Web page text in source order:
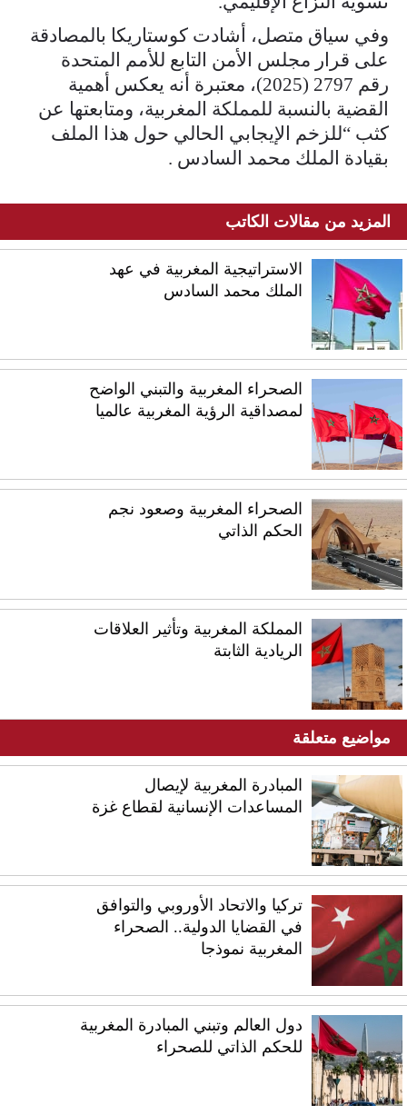
وفي سياق متصل، أشادت كوستاريكا بالمصادقة
على قرار مجلس الأمن التابع للأمم المتحدة
رقم 2797 (2025)، معتبرة أنه يعكس أهمية
القضية بالنسبة للمملكة المغربية، ومتابعتها عن
كثب “للزخم الإيجابي الحالي حول هذا الملف
بقيادة الملك محمد السادس .
المزيد من مقالات الكاتب
الاستراتيجية المغربية في عهد
الملك محمد السادس
الصحراء المغربية والتبني الواضح
لمصداقية الرؤية المغربية عالميا
الصحراء المغربية وصعود نجم
الحكم الذاتي
المملكة المغربية وتأثير العلاقات
الريادية الثابتة
مواضيع متعلقة
المبادرة المغربية لإيصال
المساعدات الإنسانية لقطاع غزة
تركيا والاتحاد الأوروبي والتوافق
في القضايا الدولية.. الصحراء
المغربية نموذجا
دول العالم وتبني المبادرة المغربية
للحكم الذاتي للصحراء